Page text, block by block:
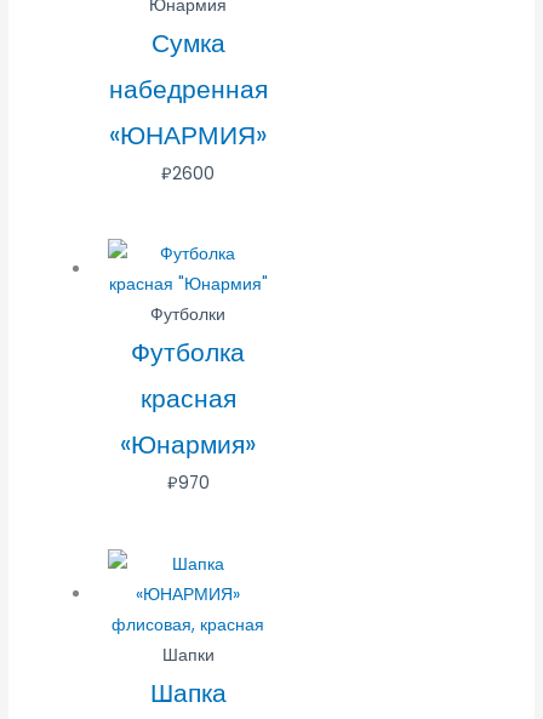
Юнармия
Сумка
набедренная
«ЮНАРМИЯ»
₽2600
Футболки
Футболка
красная
«Юнармия»
₽970
Шапки
Шапка